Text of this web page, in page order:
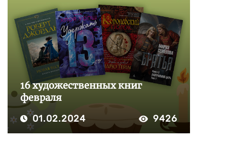
16 художественных книг
февраля
01.02.2024 9426